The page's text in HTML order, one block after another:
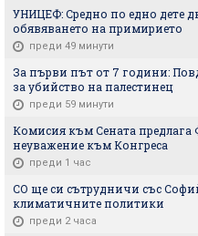
УНИЦЕФ: Средно по едно дете
обявяването на примирието
преди 49 минути
За първи път от 7 години:
за убийство на палестинец
преди 59 минути
Комисия към Сената
неуважение към Конгреса
преди 1 час
СО ще си сътрудничи със
климатичните политики
преди 2 часа